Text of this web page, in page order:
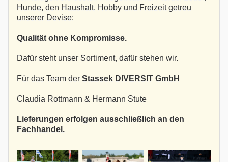
Hunde, den Haushalt, Hobby und Freizeit getreu
unserer Devise:
Qualität ohne Kompromisse.
Dafür steht unser Sortiment, dafür stehen wir.
Für das Team der Stassek DIVERSIT GmbH
Claudia Rottmann & Hermann Stute
Lieferungen erfolgen ausschließlich an den
Fachhandel.